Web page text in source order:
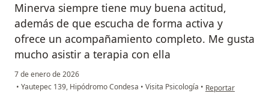
Minerva siempre tiene muy buena actitud,
además de que escucha de forma activa y
ofrece un acompañamiento completo. Me gusta
mucho asistir a terapia con ella
7 de enero de 2026
• Yautepec 139, Hipódromo Condesa • Visita Psicología • en opinión del
Reportar